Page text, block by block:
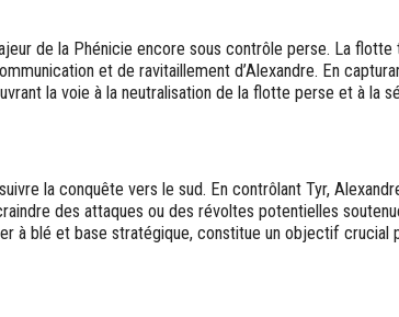
de la Phénicie encore sous contrôle perse. La flotte
et de ravitaillement d’Alexandre. En
la voie à la neutralisation de la flotte perse et à la
la conquête vers le sud. En contrôlant Tyr,
des attaques ou des révoltes potentielles
à blé et base stratégique, constitue un objectif crucial